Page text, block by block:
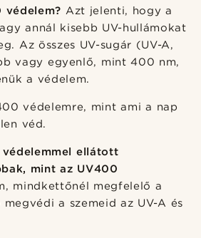
védelem? Azt jelenti, hogy a
annál kisebb UV-hullámokat
Az összes UV-sugár (UV-A,
vagy egyenlő, mint 400 nm,
a védelem.
védelemre, mint ami a nap
véd.
védelemmel ellátott
mint az UV400
mindkettőnél megfelelő a
a szemeid az UV-A és